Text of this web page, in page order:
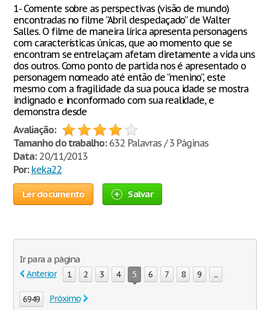
1- Comente sobre as perspectivas (visão de mundo)
encontradas no filme “Abril despedaçado” de Walter
Salles. O filme de maneira lírica apresenta personagens
com características únicas, que ao momento que se
encontram se entrelaçam afetam diretamente a vida uns
dos outros. Como ponto de partida nos é apresentado o
personagem nomeado até então de “menino”, este
mesmo com a fragilidade da sua pouca idade se mostra
indignado e inconformado com sua realidade, e
demonstra desde
Avaliação:
Tamanho do trabalho:632 Palavras / 3 Páginas
Data:20/11/2013
Por: keka22
Ler documento Salvar
Ir para a página
Anterior 1 2 3 4 5 6 7 8 9 ...
6949 Próximo